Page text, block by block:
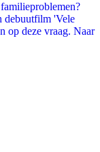
debuutfilm 'Vele
op deze vraag. Naar